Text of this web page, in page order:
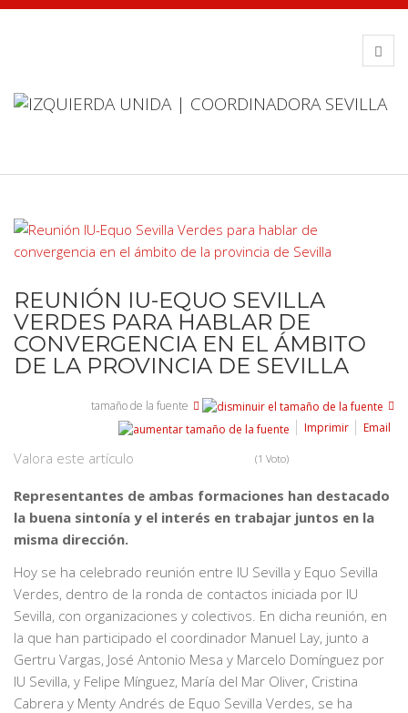
REUNIÓN IU-EQUO SEVILLA
VERDES PARA HABLAR DE
CONVERGENCIA EN EL ÁMBITO
DE LA PROVINCIA DE SEVILLA
tamaño de la fuente
Imprimir
Email
Valora este artículo (1 Voto)
Representantes de ambas formaciones han destacado
la buena sintonía y el interés en trabajar juntos en la
misma dirección.
Hoy se ha celebrado reunión entre IU Sevilla y Equo Sevilla
Verdes, dentro de la ronda de contactos iniciada por IU
Sevilla, con organizaciones y colectivos. En dicha reunión, en
la que han participado el coordinador Manuel Lay, junto a
Gertru Vargas, José Antonio Mesa y Marcelo Domínguez por
IU Sevilla, y Felipe Mínguez, María del Mar Oliver, Cristina
Cabrera y Menty Andrés de Equo Sevilla Verdes, se ha